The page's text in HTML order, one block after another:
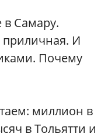
в Самару.
приличная. И
Почему
миллион в
в Тольятти и